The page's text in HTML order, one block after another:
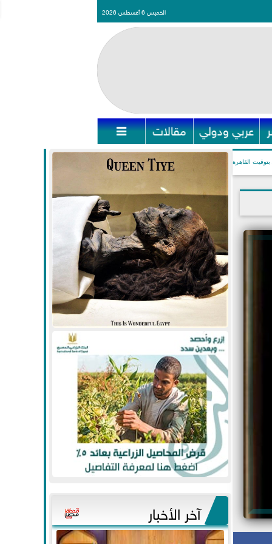
الخميس 6 أغسطس 2026
عربي ودولي مقالات 
بتوقيت القاهرة
آخر الأخبار